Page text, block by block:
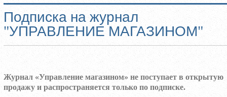
Подписка на журнал
"УПРАВЛЕНИЕ МАГАЗИНОМ"
Журнал «Управление магазином» не поступает в открытую
продажу и распространяется только по подписке.